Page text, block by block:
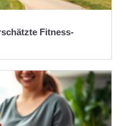
Fitness-